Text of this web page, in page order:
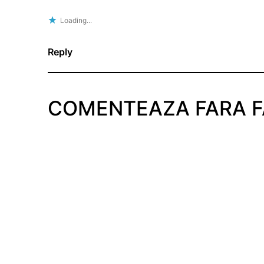
Loading...
Reply
COMENTEAZA FARA